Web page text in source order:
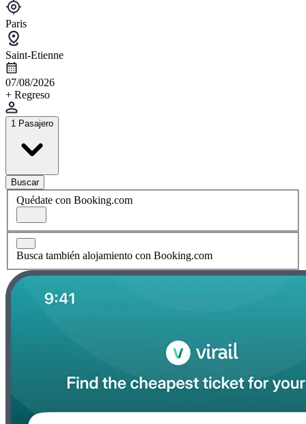
Paris
Saint-Etienne
07/08/2026
+ Regreso
1 Pasajero
Buscar
Quédate con Booking.com
Busca también alojamiento con Booking.com